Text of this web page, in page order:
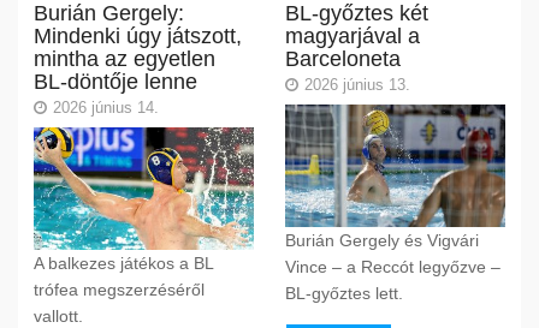
Burián Gergely:
Mindenki úgy játszott,
mintha az egyetlen
BL-döntője lenne
2026 június 14.
A balkezes játékos a BL
trófea megszerzéséről
vallott.
BL-győztes két
magyarjával a
Barceloneta
2026 június 13.
Burián Gergely és Vigvári
Vince – a Reccót legyőzve –
BL-győztes lett.